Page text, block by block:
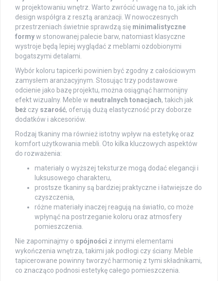
w projektowaniu wnętrz. Warto zwrócić uwagę na to, jak ich
design współgra z resztą aranżacji. W nowoczesnych
przestrzeniach świetnie sprawdzą się minimalistyczne
formyw stonowanej palecie barw, natomiast klasyczne
wystroje będą lepiej wyglądać z meblami ozdobionymi
bogatszymi detalami.
Wybór koloru tapicerki powinien być zgodny z całościowym
zamysłem aranżacyjnym. Stosując trzy podstawowe
odcienie jako bazę projektu, można osiągnąć harmonijny
efekt wizualny. Meble w neutralnych tonacjach, takich jak
beż czy szarość, oferują dużą elastyczność przy doborze
dodatków i akcesoriów.
Rodzaj tkaniny ma również istotny wpływ na estetykę oraz
komfort użytkowania mebli. Oto kilka kluczowych aspektów
do rozważenia:
materiały o wyższej teksturze mogą dodać elegancji i
luksusowego charakteru,
prostsze tkaniny są bardziej praktyczne i łatwiejsze do
czyszczenia,
różne materiały inaczej reagują na światło, co może
wpłynąć na postrzeganie koloru oraz atmosfery
pomieszczenia.
Nie zapominajmy o spójności z innymi elementami
wykończenia wnętrza, takimi jak podłogi czy ściany. Meble
tapicerowane powinny tworzyć harmonię z tymi składnikami,
co znacząco podnosi estetykę całego pomieszczenia.